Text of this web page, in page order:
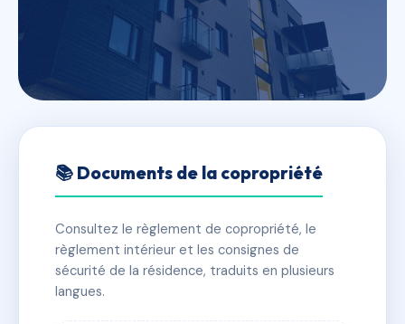
LES CLARINES - MS40264
MEAUDRE EN VERCORS
✓ Immatriculée 🏠 25 lots 🏗 4 bâtiment(s)
📚 Documents de la copropriété
Consultez le règlement de copropriété, le
règlement intérieur et les consignes de
sécurité de la résidence, traduits en plusieurs
langues.